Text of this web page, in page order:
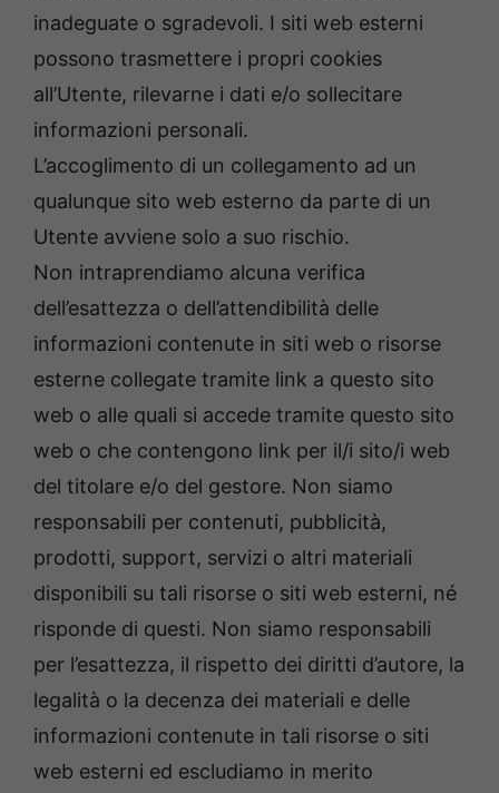
inadeguate o sgradevoli. I siti web esterni
possono trasmettere i propri cookies
all’Utente, rilevarne i dati e/o sollecitare
informazioni personali.
L’accoglimento di un collegamento ad un
qualunque sito web esterno da parte di un
Utente avviene solo a suo rischio.
Non intraprendiamo alcuna verifica
dell’esattezza o dell’attendibilità delle
informazioni contenute in siti web o risorse
esterne collegate tramite link a questo sito
web o alle quali si accede tramite questo sito
web o che contengono link per il/i sito/i web
del titolare e/o del gestore. Non siamo
responsabili per contenuti, pubblicità,
prodotti, support, servizi o altri materiali
disponibili su tali risorse o siti web esterni, né
risponde di questi. Non siamo responsabili
per l’esattezza, il rispetto dei diritti d’autore, la
legalità o la decenza dei materiali e delle
informazioni contenute in tali risorse o siti
web esterni ed escludiamo in merito